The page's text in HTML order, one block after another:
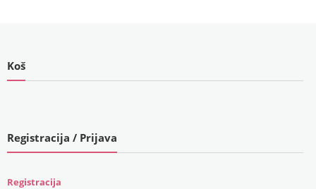
Koš
Registracija / Prijava
Registracija